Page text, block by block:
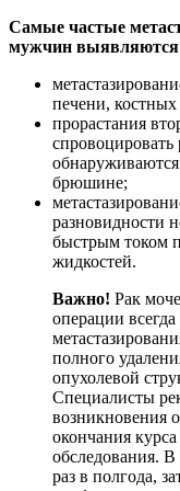
Самые частые
мужчин выявляются
печени, костных
прорастания
брюшине;
разновидности
быстрым током
жидкостей.
Важно! Рак
операции
полного
опухолевой
Специалисты
возникновения
окончания
обследования.
раз в полгода,